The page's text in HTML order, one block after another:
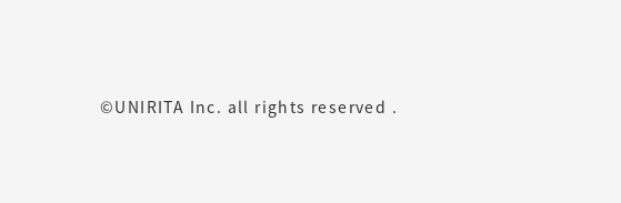
©UNIRITA Inc. all rights reserved .